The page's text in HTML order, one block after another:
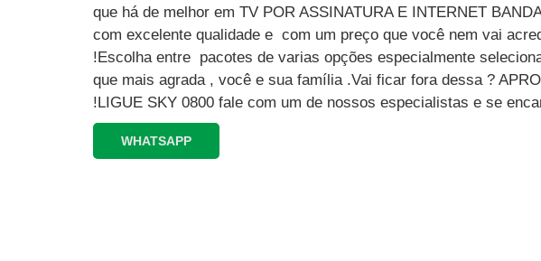
que há de melhor em TV POR ASSINATURA E INTERNET
com excelente qualidade e com um preço que você nem vai
!Escolha entre pacotes de varias opções especialmente
que mais agrada , você e sua família .Vai ficar fora dessa ?
!LIGUE SKY 0800 fale com um de nossos especialistas e se
WHATSAPP